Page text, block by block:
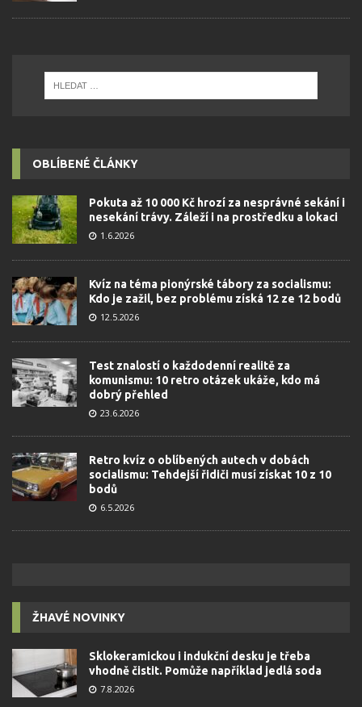
OBLÍBENÉ ČLÁNKY
Pokuta až 10 000 Kč hrozí za nesprávné sekání i
nesekání trávy. Záleží i na prostředku a lokaci
1.6.2026
Kvíz na téma pionýrské tábory za socialismu:
Kdo je zažil, bez problému získá 12 ze 12 bodů
12.5.2026
Test znalostí o každodenní realitě za
komunismu: 10 retro otázek ukáže, kdo má
dobrý přehled
23.6.2026
Retro kvíz o oblíbených autech v dobách
socialismu: Tehdejší řidiči musí získat 10 z 10
bodů
6.5.2026
ŽHAVÉ NOVINKY
Sklokeramickou i indukční desku je třeba
vhodně čistit. Pomůže například jedlá soda
7.8.2026